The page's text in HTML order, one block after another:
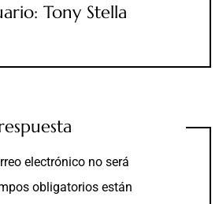
Tony Stella
electrónico no será
obligatorios están